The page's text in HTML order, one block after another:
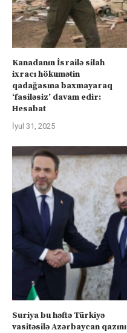
Kanadanın İsrailə silah
ixracı hökumətin
qadağasına baxmayaraq
‘fasiləsiz’ davam edir:
Hesabat
İyul 31, 2025
Suriya bu həftə Türkiyə
vasitəsilə Azərbaycan qazını